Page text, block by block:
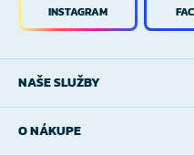
NAŠE SLUŽBY
O NÁKUPE
INSTAGRAM